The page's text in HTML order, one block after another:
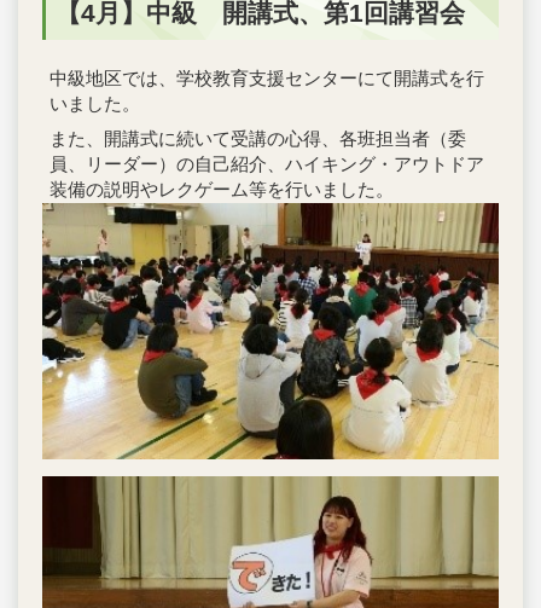
【4月】中級 開講式、第1回講習会
中級地区では、学校教育支援センターにて開講式を行
いました。
また、開講式に続いて受講の心得、各班担当者（委
員、リーダー）の自己紹介、ハイキング・アウトドア
装備の説明やレクゲーム等を行いました。